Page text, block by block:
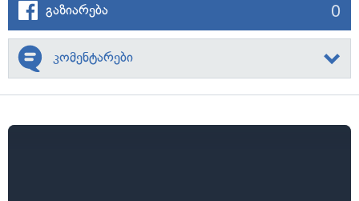
გაზიარება 0
კომენტარები